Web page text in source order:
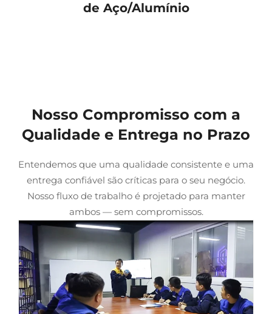
de Aço/Alumínio
Nosso Compromisso com a
Qualidade e Entrega no Prazo
Entendemos que uma qualidade consistente e uma
entrega confiável são críticas para o seu negócio.
Nosso fluxo de trabalho é projetado para manter
ambos — sem compromissos.